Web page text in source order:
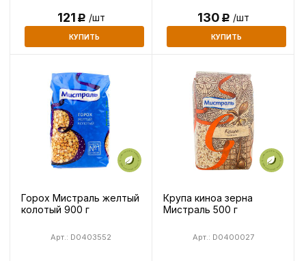
121Р /шт
КУПИТЬ
130Р /шт
КУПИТЬ
Горох Мистраль желтый
колотый 900 г
Арт.: D0403552
Крупа киноа зерна
Мистраль 500 г
Арт.: D0400027